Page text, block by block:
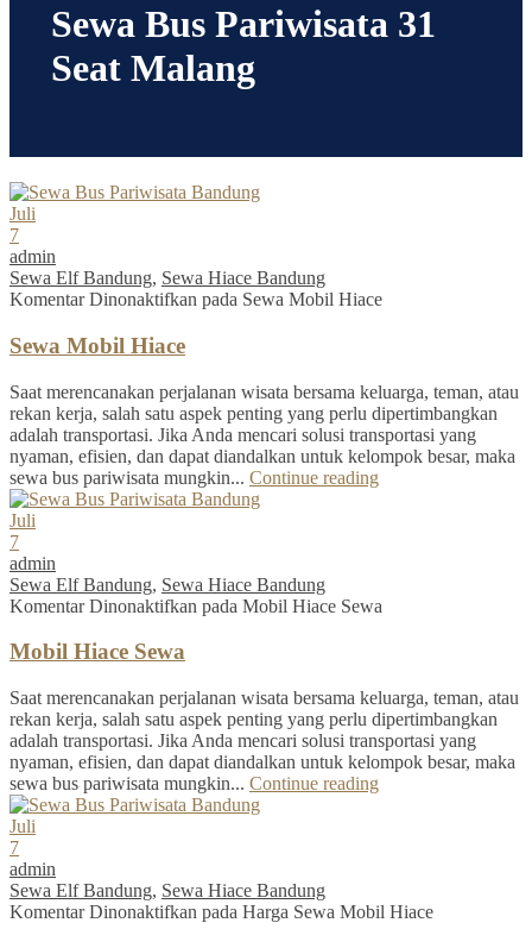
Sewa Bus Pariwisata 31
Seat Malang
Juli
7
admin
Sewa Elf Bandung, Sewa Hiace Bandung
Komentar Dinonaktifkan pada Sewa Mobil Hiace
Sewa Mobil Hiace
Saat merencanakan perjalanan wisata bersama keluarga, teman, atau
rekan kerja, salah satu aspek penting yang perlu dipertimbangkan
adalah transportasi. Jika Anda mencari solusi transportasi yang
nyaman, efisien, dan dapat diandalkan untuk kelompok besar, maka
sewa bus pariwisata mungkin... Continue reading
Juli
7
admin
Sewa Elf Bandung, Sewa Hiace Bandung
Komentar Dinonaktifkan pada Mobil Hiace Sewa
Mobil Hiace Sewa
Saat merencanakan perjalanan wisata bersama keluarga, teman, atau
rekan kerja, salah satu aspek penting yang perlu dipertimbangkan
adalah transportasi. Jika Anda mencari solusi transportasi yang
nyaman, efisien, dan dapat diandalkan untuk kelompok besar, maka
sewa bus pariwisata mungkin... Continue reading
Juli
7
admin
Sewa Elf Bandung, Sewa Hiace Bandung
Komentar Dinonaktifkan pada Harga Sewa Mobil Hiace